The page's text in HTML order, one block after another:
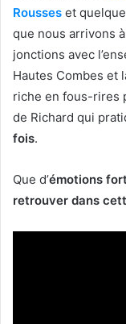
Rousses et
que nous arrivons
jonctions avec
Hautes Combes et
riche en fous-rires
de Richard qui
fois.
Que d’émotions
retrouver dans